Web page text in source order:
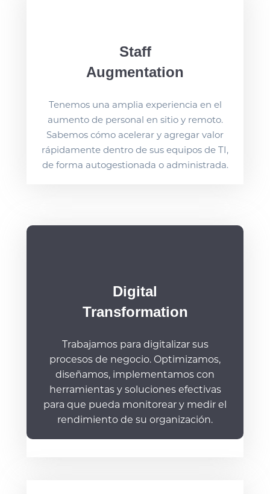
Staff
Augmentation
Tenemos una amplia experiencia en el
aumento de personal en sitio y remoto.
Sabemos cómo acelerar y agregar valor
rápidamente dentro de sus equipos de TI,
de forma autogestionada o administrada.
Digital
Transformation
Trabajamos para digitalizar sus
procesos de negocio. Optimizamos,
diseñamos, implementamos con
herramientas y soluciones efectivas
para que pueda monitorear y medir el
rendimiento de su organización.